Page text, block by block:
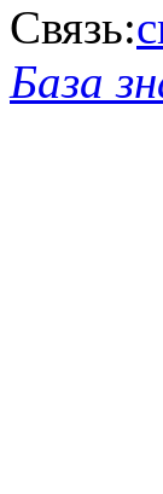
Связь:
База